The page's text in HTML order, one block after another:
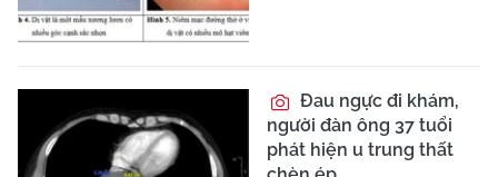
Đau ngực đi khám,
người đàn ông 37 tuổi
phát hiện u trung thất